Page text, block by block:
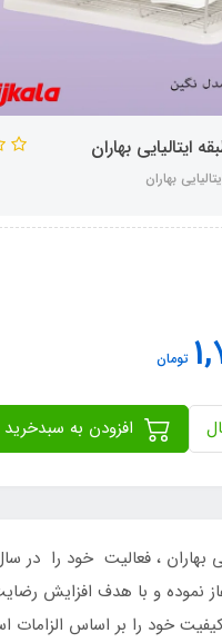
ایتالیایی بهاران
بهاران
تومان
نموده و با هدف افزایش
خود را بر اساس الزامات